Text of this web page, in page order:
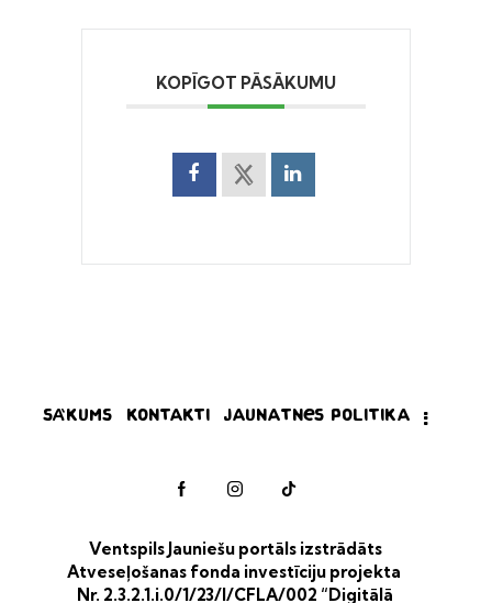
KOPĪGOT PĀSĀKUMU
Sākums Kontakti Jaunatnes politika
Ventspils Jauniešu portāls izstrādāts
Atveseļošanas fonda investīciju projekta
Nr. 2.3.2.1.i.0/1/23/I/CFLA/002 “Digitālā